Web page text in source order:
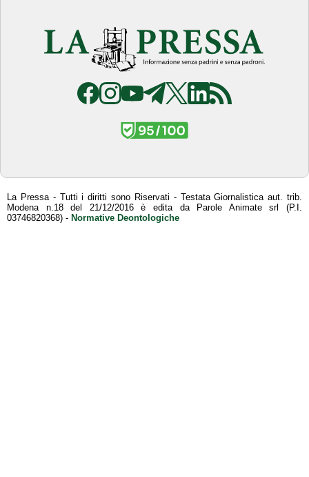
La Pressa - Tutti i diritti sono Riservati - Testata Giornalistica aut. trib.
Modena n.18 del 21/12/2016 è edita da Parole Animate srl (P.I.
03746820368) - Normative Deontologiche